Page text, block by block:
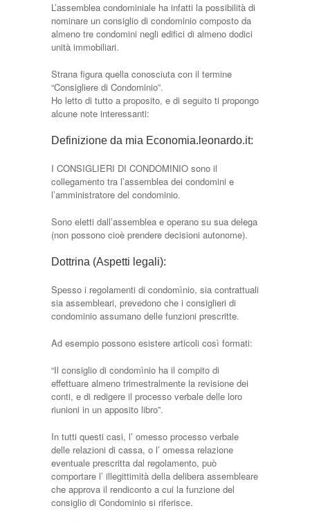
L’assemblea condominiale ha infatti la possibilità di
nominare un consiglio di condominio composto da
almeno tre condomini negli edifici di almeno dodici
unità immobiliari.
Strana figura quella conosciuta con il termine
“Consigliere di Condominio”.
Ho letto di tutto a proposito, e di seguito ti propongo
alcune note interessanti:
Definizione da mia Economia.leonardo.it:
I CONSIGLIERI DI CONDOMINIO sono il
collegamento tra l’assemblea dei condomini e
l’amministratore del condominio.
Sono eletti dall’assemblea e operano su sua delega
(non possono cioè prendere decisioni autonome).
Dottrina (Aspetti legali):
Spesso i regolamenti di condomìnio, sia contrattuali
sia assembleari, prevedono che i consiglieri di
condominio assumano delle funzioni prescritte.
Ad esempio possono esistere articoli così formati:
“Il consiglio di condomìnio ha il compito di
effettuare almeno trimestralmente la revisione dei
conti, e di redigere il processo verbale delle loro
riunioni in un apposito libro”.
In tutti questi casi, l’ omesso processo verbale
delle relazioni di cassa, o l’ omessa relazione
eventuale prescritta dal regolamento, può
comportare l’ illegittimità della delibera assembleare
che approva il rendiconto a cui la funzione del
consiglio di Condominio si riferisce.